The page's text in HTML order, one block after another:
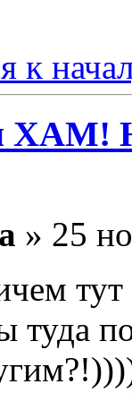
к
ХАМ!
» 25
тут